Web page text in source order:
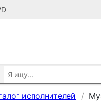
исполнителей